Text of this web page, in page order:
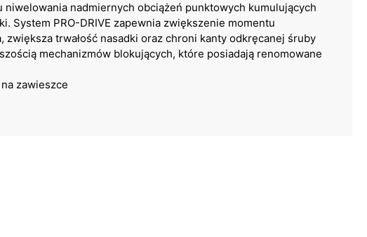
niwelowania nadmiernych obciążeń punktowych kumulujących
System PRO-DRIVE zapewnia zwiększenie momentu
trwałość nasadki oraz chroni kanty odkręcanej śruby
mechanizmów blokujących, które posiadają renomowane
zawieszce